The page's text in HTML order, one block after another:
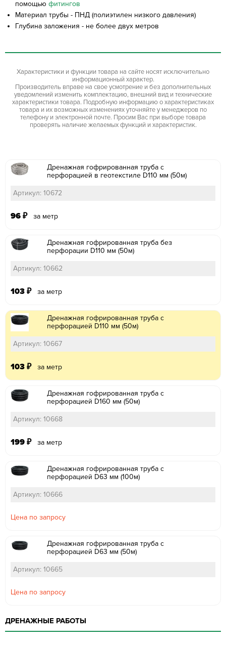
помощью фитингов
Материал трубы - ПНД (полиэтилен низкого давления)
Глубина заложения - не более двух метров
Характеристики и функции товара на сайте носят исключительно
информационный характер.
Производитель вправе на свое усмотрение и без дополнительных
уведомлений изменить комплектацию, внешний вид и технические
характеристики товара. Подробную информацию о характеристиках
товара и их возможных изменениях уточняйте у менеджеров по
телефону и электронной почте. Просим Вас при выборе товара
проверять наличие желаемых функций и характеристик.
Дренажная гофрированная труба с
перфорацией в геотекстиле D110 мм (50м)
Артикул: 10672
96 ₽ за метр
Дренажная гофрированная труба без
перфорации D110 мм (50м)
Артикул: 10662
103 ₽ за метр
Дренажная гофрированная труба с
перфорацией D110 мм (50м)
Артикул: 10667
103 ₽ за метр
Дренажная гофрированная труба с
перфорацией D160 мм (50м)
Артикул: 10668
199 ₽ за метр
Дренажная гофрированная труба с
перфорацией D63 мм (100м)
Артикул: 10666
Цена по запросу
Дренажная гофрированная труба с
перфорацией D63 мм (50м)
Артикул: 10665
Цена по запросу
ДРЕНАЖНЫЕ РАБОТЫ